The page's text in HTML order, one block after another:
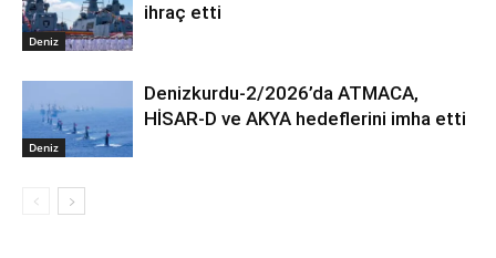
Deniz
ihraç etti
Deniz
Denizkurdu-2/2026’da ATMACA,
HİSAR-D ve AKYA hedeflerini imha etti